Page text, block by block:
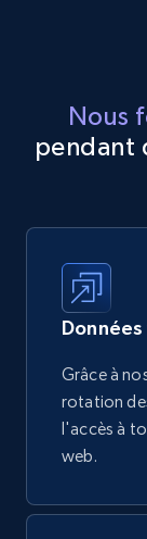
Nous
pendant
Grâce à
rotation
l'accès à
web.